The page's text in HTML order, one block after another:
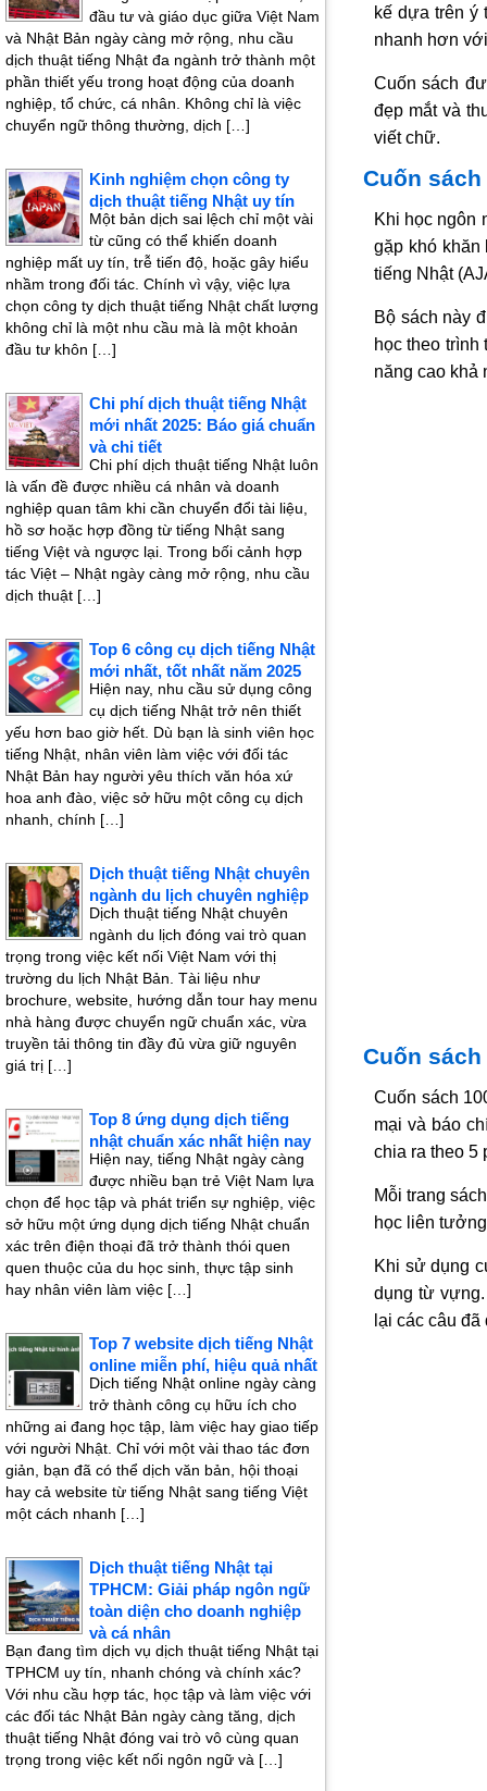
kế dựa trên ý
nhanh hơn
Cuốn sách
đẹp mắt và
viết chữ.
Cuốn
Khi học ngôn
gặp khó
tiếng Nhật
Bộ sách này
học theo
năng cao khả
Cuốn
Cuốn sách
mại và báo
chia ra theo 5
Mỗi trang
học liên
Khi sử dụng
dụng từ
lại các câu đã
đầu tư và giáo dục giữa Việt Nam
và Nhật Bản ngày càng mở rộng, nhu cầu
dịch thuật tiếng Nhật đa ngành trở thành một
phần thiết yếu trong hoạt động của doanh
nghiệp, tổ chức, cá nhân. Không chỉ là việc
chuyển ngữ thông thường, dịch […]
Kinh nghiệm chọn công ty
dịch thuật tiếng Nhật uy tín
Một bản dịch sai lệch chỉ một vài
từ cũng có thể khiến doanh
nghiệp mất uy tín, trễ tiến độ, hoặc gây hiểu
nhầm trong đối tác. Chính vì vậy, việc lựa
chọn công ty dịch thuật tiếng Nhật chất lượng
không chỉ là một nhu cầu mà là một khoản
đầu tư khôn […]
Chi phí dịch thuật tiếng Nhật
mới nhất 2025: Báo giá chuẩn
và chi tiết
Chi phí dịch thuật tiếng Nhật luôn
là vấn đề được nhiều cá nhân và doanh
nghiệp quan tâm khi cần chuyển đổi tài liệu,
hồ sơ hoặc hợp đồng từ tiếng Nhật sang
tiếng Việt và ngược lại. Trong bối cảnh hợp
tác Việt – Nhật ngày càng mở rộng, nhu cầu
dịch thuật […]
Top 6 công cụ dịch tiếng Nhật
mới nhất, tốt nhất năm 2025
Hiện nay, nhu cầu sử dụng công
cụ dịch tiếng Nhật trở nên thiết
yếu hơn bao giờ hết. Dù bạn là sinh viên học
tiếng Nhật, nhân viên làm việc với đối tác
Nhật Bản hay người yêu thích văn hóa xứ
hoa anh đào, việc sở hữu một công cụ dịch
nhanh, chính […]
Dịch thuật tiếng Nhật chuyên
ngành du lịch chuyên nghiệp
Dịch thuật tiếng Nhật chuyên
ngành du lịch đóng vai trò quan
trọng trong việc kết nối Việt Nam với thị
trường du lịch Nhật Bản. Tài liệu như
brochure, website, hướng dẫn tour hay menu
nhà hàng được chuyển ngữ chuẩn xác, vừa
truyền tải thông tin đầy đủ vừa giữ nguyên
giá trị […]
Top 8 ứng dụng dịch tiếng
nhật chuẩn xác nhất hiện nay
Hiện nay, tiếng Nhật ngày càng
được nhiều bạn trẻ Việt Nam lựa
chọn để học tập và phát triển sự nghiệp, việc
sở hữu một ứng dụng dịch tiếng Nhật chuẩn
xác trên điện thoại đã trở thành thói quen
quen thuộc của du học sinh, thực tập sinh
hay nhân viên làm việc […]
Top 7 website dịch tiếng Nhật
online miễn phí, hiệu quả nhất
Dịch tiếng Nhật online ngày càng
trở thành công cụ hữu ích cho
những ai đang học tập, làm việc hay giao tiếp
với người Nhật. Chỉ với một vài thao tác đơn
giản, bạn đã có thể dịch văn bản, hội thoại
hay cả website từ tiếng Nhật sang tiếng Việt
một cách nhanh […]
Dịch thuật tiếng Nhật tại
TPHCM: Giải pháp ngôn ngữ
toàn diện cho doanh nghiệp
và cá nhân
Bạn đang tìm dịch vụ dịch thuật tiếng Nhật tại
TPHCM uy tín, nhanh chóng và chính xác?
Với nhu cầu hợp tác, học tập và làm việc với
các đối tác Nhật Bản ngày càng tăng, dịch
thuật tiếng Nhật đóng vai trò vô cùng quan
trọng trong việc kết nối ngôn ngữ và […]